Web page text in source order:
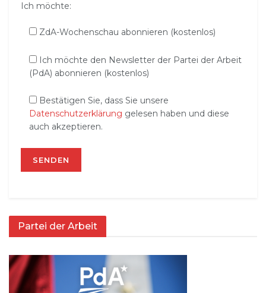
Ich möchte:
ZdA-Wochenschau abonnieren (kostenlos)
Ich möchte den Newsletter der Partei der Arbeit
(PdA) abonnieren (kostenlos)
Bestätigen Sie, dass Sie unsere
Datenschutzerklärung gelesen haben und diese
auch akzeptieren.
Partei der Arbeit